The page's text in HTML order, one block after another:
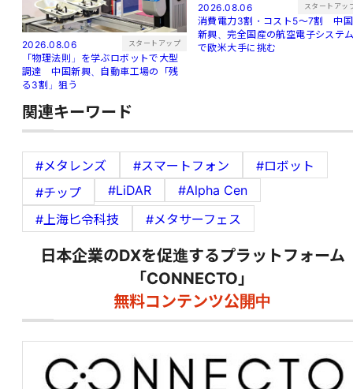
2026.08.06 スタートアップ
「物理法則」を学ぶロボットで大型
調達 中国新興、自動車工場の「残
る3割」狙う
2026.08.06 スタートアッ
消費電力3割・コスト5〜7割 中国
新興、完全国産の航空電子システ
で欧米大手に挑む
関連キーワード
#メタレンズ #スマートフォン
#ロボット
#チップ
#LiDAR
#Alpha Cen
#上海匕令科技
#メタサーフェス
日本企業のDXを促進するプラットフォーム
「CONNECTO」
無料コンテンツ公開中